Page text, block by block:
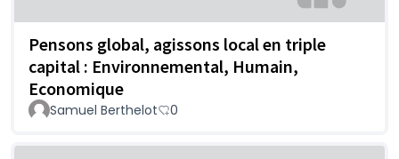
Pensons global, agissons local en triple
capital : Environnemental, Humain,
Economique
Samuel Berthelot 0